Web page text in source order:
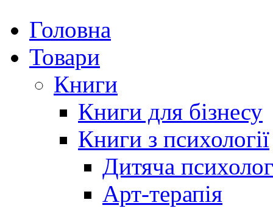
Головна
Товари
Книги
Книги для бізнесу
Книги з психології
Дитяча
Арт-терапія